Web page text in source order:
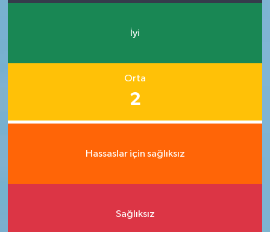
İyi
Orta
2
Hassaslar için sağlıksız
Sağlıksız